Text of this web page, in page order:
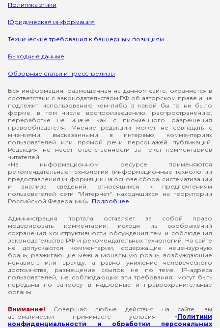
Политика этики
Юридическая информация
Технические требования к баннерным позициям
Выходные данные
Обзорные статьи и пресс-релизы
Вся информация, размещенная на данном сайте, охраняется в
соответствии с законодательством РФ об авторском праве и не
подлежит использованию кем-либо в какой бы то ни было
форме, в том числе воспроизведению, распространению,
переработке не иначе как с письменного разрешения
правообладателя. Мнение редакции может не совпадать с
мнениями, высказанными в интервью, комментариях
пользователей или прямой речи персонажей публикаций.
Редакция не несёт ответственности за текст комментариев
читателей.
«На информационном ресурсе применяются
рекомендательные технологии (информационные технологии
предоставления информации на основе сбора, систематизации
и анализа сведений, относящихся к предпочтениям
пользователей сети "Интернет", находящихся на территории
Российской Федерации)». Подробнее
Администрация портала оставляет за собой право
модерировать комментарии, исходя из соображений
сохранения конструктивности обсуждения тем и соблюдения
законодательства РФ и рекомендательных технологий. На сайте
не допускаются комментарии, содержащие нецензурную
брань, разжигающие межнациональную рознь, возбуждающие
ненависть или вражду, а равно унижение человеческого
достоинства, размещение ссылок не по теме. IP-адреса
пользователей, не соблюдающих эти требования, могут быть
переданы по запросу в надзорные и правоохранительные
органы.
Внимание! Совершая любые действия на сайте, вы
автоматически принимаете условия «Политики
конфиденциальности и обработки персональных